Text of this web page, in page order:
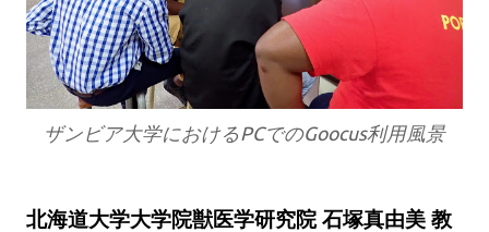
ザンビア大学におけるPCでのGoocus利用風景
北海道大学大学院獣医学研究院 石塚真由美 教